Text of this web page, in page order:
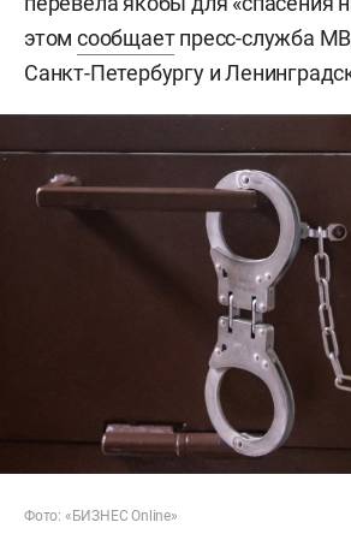
этом сообщаетпресс-служба
Санкт-Петербургу и
Фото: «БИЗНЕС Online»